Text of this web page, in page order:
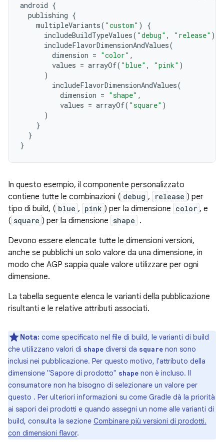
android {
publishing {
multipleVariants( "custom" )
{
includeBuildTypeValues( "debug" , "release" )
includeFlavorDimensionAndValues(
dimension = "color" ,
values = arrayOf( "blue" , "pink" )
)
includeFlavorDimensionAndValues(
dimension = "shape" ,
values = arrayOf( "square" )
)
}
}
}
In questo esempio, il componente personalizzato
contiene tutte le combinazioni ( debug , release ) per
tipo di build, ( blue , pink ) per la dimensione color , e
( square ) per la dimensione shape .
Devono essere elencate tutte le dimensioni versioni,
anche se pubblichi un solo valore da una dimensione, in
modo che AGP sappia quale valore utilizzare per ogni
dimensione.
La tabella seguente elenca le varianti della pubblicazione
risultanti e le relative attributi associati.
Nota: come specificato nel file di build, le varianti di build
che utilizzano valori di shape diversi da square non sono
inclusi nei pubblicazione. Per questo motivo, l'attributo della
dimensione "Sapore di prodotto" shape non è incluso. Il
consumatore non ha bisogno di selezionare un valore per
questo . Per ulteriori informazioni su come Gradle dà la priorità
ai sapori dei prodotti e quando assegni un nome alle varianti di
build, consulta la sezione Combinare più versioni di prodotti.
con dimensioni flavor.